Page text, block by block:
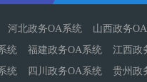
河北政务OA系统
山西政务
统 福建政务OA系统
江西政
统 四川政务OA系统
贵州政